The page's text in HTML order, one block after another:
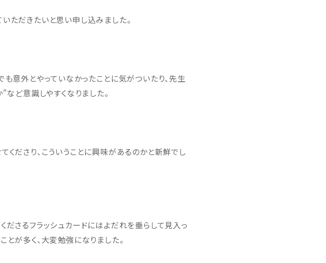
ただきたいと思い申し込みました。
意外とやっていなかったことに気がついたり、先生
ど意識しやすくなりました。
ださり、こういうことに興味があるのかと新鮮でし
さるフラッシュカードにはよだれを垂らして見入っ
が多く、大変勉強になりました。